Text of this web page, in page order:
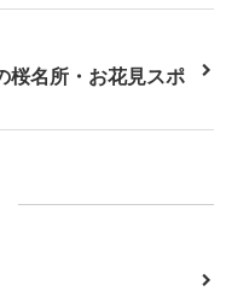
桜名所・お花見スポ